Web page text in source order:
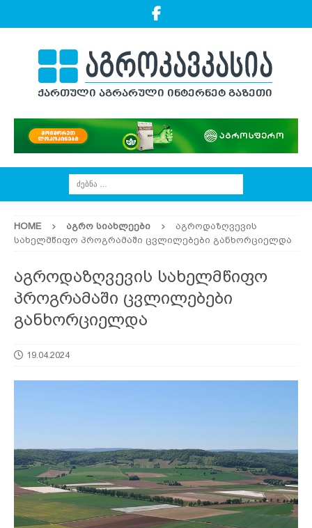
HOME ᲐᲒᲠᲝ ᲡᲘᲐᲮᲚᲔᲔᲑᲘ
აგროდაზღვევის
სახელმწიფო პროგრამაში ცვლილებები განხორციელდა
აგროდაზღვევის სახელმწიფო
პროგრამაში ცვლილებები
განხორციელდა
19.04.2024